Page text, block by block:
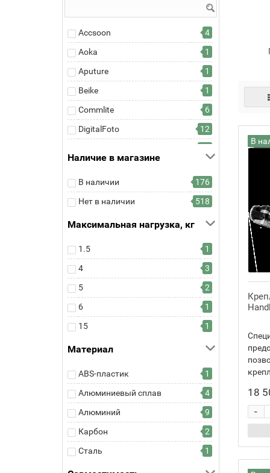
Accsoon
4
Aoka
1
Aputure
1
Beike
1
Commlite
6
DigitalFoto
12
Feiyu
13
Flama
5
FST
7
Fujimi
5
Godox
6
GreenBean
58
JJC
1
JMARY
1
Moza
12
NanGuang
2
NoName
5
Novoflex
4
Sevenoak
2
Наличие в магазине
В наличии
176
Нет в наличии
518
Максимальная нагрузка, кг
1.5
1
4
3
5
2
6
1
15
1
Материал
ABS-пластик
1
Алюминиевый сплав
4
Алюминий
9
Карбон
2
Сталь
1
В
18
-